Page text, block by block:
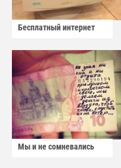
Бесплатный интернет
Мы и не сомневались